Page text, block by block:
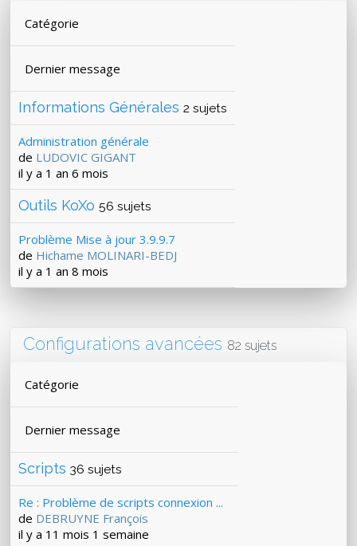
Catégorie
Dernier message
Informations Générales 2 sujets
Administration générale
de LUDOVIC GIGANT
il y a 1 an 6 mois
Outils KoXo 56 sujets
Problème Mise à jour 3.9.9.7
de Hichame MOLINARI-BEDJ
il y a 1 an 8 mois
Configurations avancées 82 sujets
Catégorie
Dernier message
Scripts 36 sujets
Re : Problème de scripts connexion ...
de DEBRUYNE François
il y a 11 mois 1 semaine